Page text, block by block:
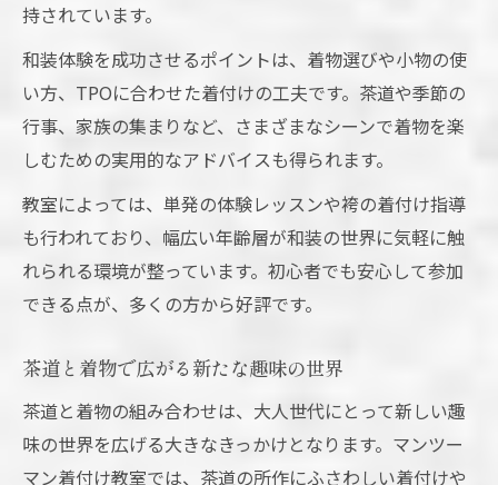
持されています。
和装体験を成功させるポイントは、着物選びや小物の使
い方、TPOに合わせた着付けの工夫です。茶道や季節の
行事、家族の集まりなど、さまざまなシーンで着物を楽
しむための実用的なアドバイスも得られます。
教室によっては、単発の体験レッスンや袴の着付け指導
も行われており、幅広い年齢層が和装の世界に気軽に触
れられる環境が整っています。初心者でも安心して参加
できる点が、多くの方から好評です。
茶道と着物で広がる新たな趣味の世界
茶道と着物の組み合わせは、大人世代にとって新しい趣
味の世界を広げる大きなきっかけとなります。マンツー
マン着付け教室では、茶道の所作にふさわしい着付けや